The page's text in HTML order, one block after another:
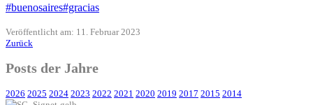
#buenosaires#gracias
Veröffentlicht am: 11. Februar 2023
Zurück
Posts der Jahre
2026 2025 2024 2023 2022 2021 2020 2019 2017 2015 2014